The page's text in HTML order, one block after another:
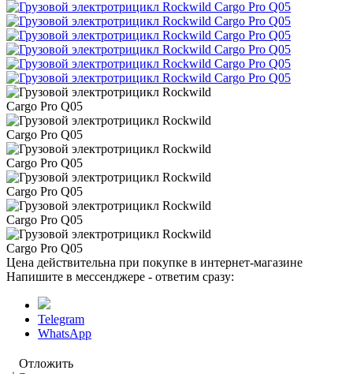
Цена действительна при покупке в интернет-магазине
Напишите в мессенджере - ответим сразу:
Telegram
WhatsApp
Отложить